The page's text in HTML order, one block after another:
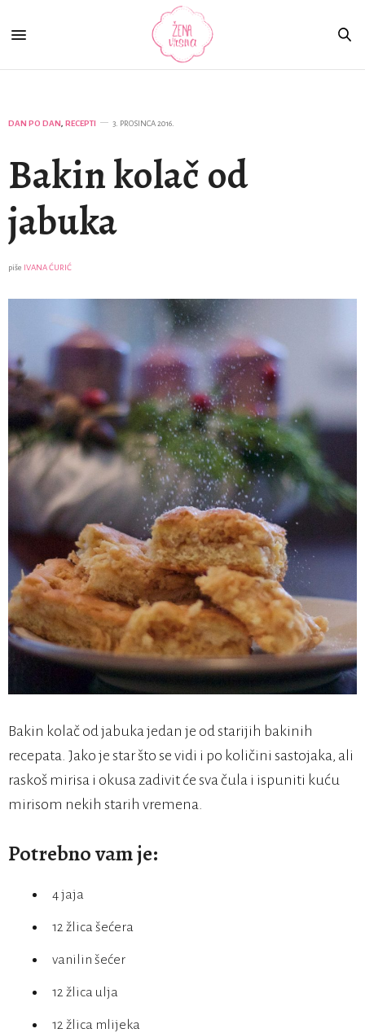
DAN PO DAN, RECEPTI 3. PROSINCA 2016.
Bakin kolač od
jabuka
piše IVANA ĆURIĆ
Bakin kolač od jabuka jedan je od starijih bakinih
recepata. Jako je star što se vidi i po količini sastojaka, ali
raskoš mirisa i okusa zadivit će sva čula i ispuniti kuću
mirisom nekih starih vremena.
Potrebno vam je:
4 jaja
12 žlica šećera
vanilin šećer
12 žlica ulja
12 žlica mlijeka